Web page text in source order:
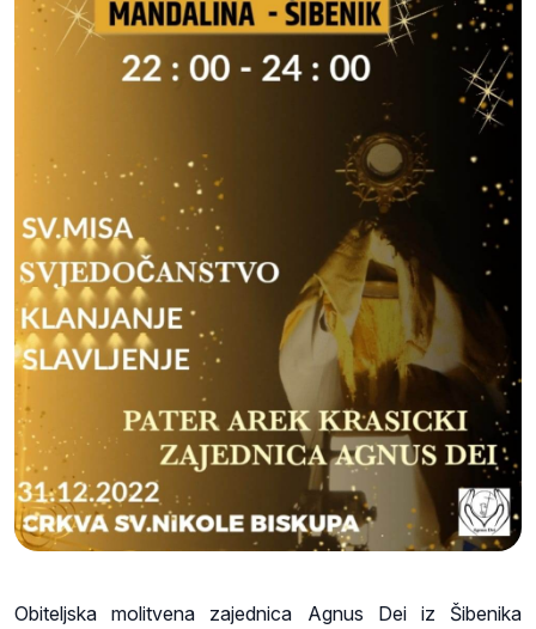
Obiteljska molitvena zajednica Agnus Dei iz Šibenika